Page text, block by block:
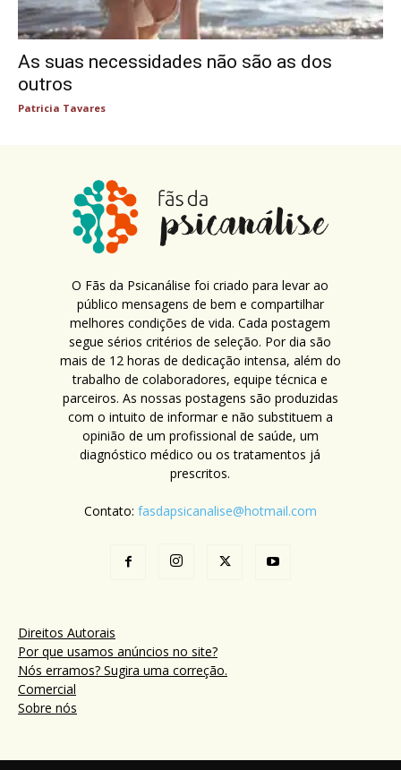
As suas necessidades não são as dos
outros
Patricia Tavares
O Fãs da Psicanálise foi criado para levar ao
público mensagens de bem e compartilhar
melhores condições de vida. Cada postagem
segue sérios critérios de seleção. Por dia são
mais de 12 horas de dedicação intensa, além do
trabalho de colaboradores, equipe técnica e
parceiros. As nossas postagens são produzidas
com o intuito de informar e não substituem a
opinião de um profissional de saúde, um
diagnóstico médico ou os tratamentos já
prescritos.
Contato: fasdapsicanalise@hotmail.com
Direitos Autorais
Por que usamos anúncios no site?
Nós erramos? Sugira uma correção.
Comercial
Sobre nós